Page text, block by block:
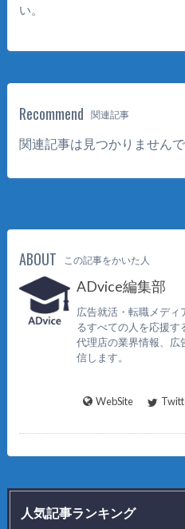
い。
Recommend 関連記事
関連記事は見つかりませんで
ABOUT この記事をかいた人
ADvice編集部
広告就活・転職メディ
るすべての人を応援す
代理店の業界情報、広
信します。
WebSite
人気記事ランキング